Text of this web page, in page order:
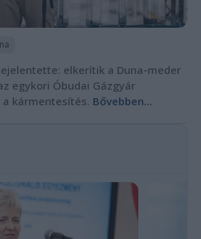
elkerítik a Duna-meder
egykori Óbudai Gázgyár
kármentesítés. Bővebben...